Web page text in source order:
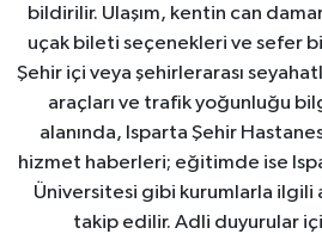
bildirilir. Ulaşım, kentin can
uçak bileti seçenekleri ve sefer
Şehir içi veya şehirlerarası
araçları ve trafik yoğunluğu
alanında, Isparta Şehir
hizmet haberleri; eğitimde ise
Üniversitesi gibi kurumlarla ilgili
takip edilir. Adli duyurular